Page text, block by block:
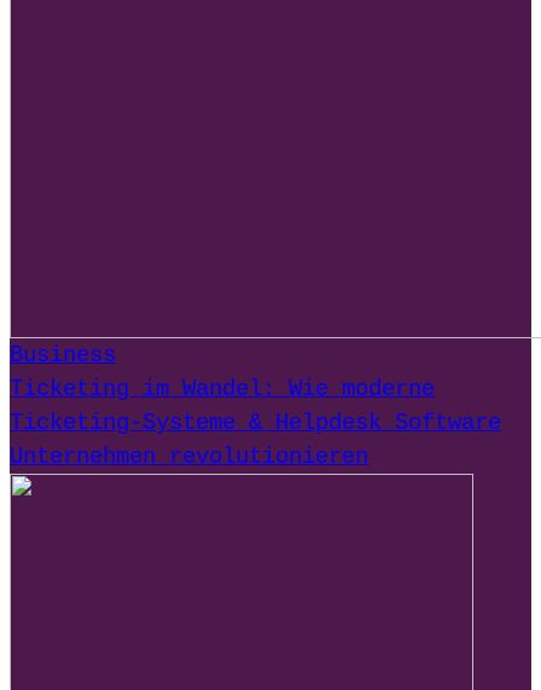
Business
Ticketing im Wandel: Wie moderne
Ticketing-Systeme & Helpdesk Software
Unternehmen revolutionieren